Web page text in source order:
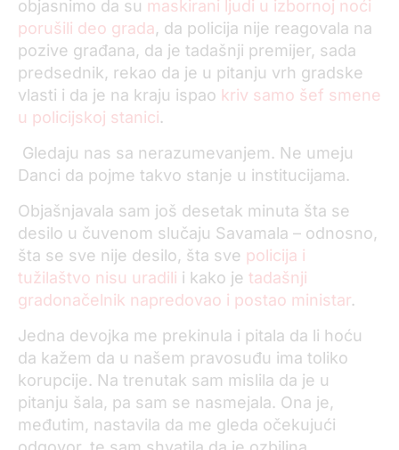
objasnimo da su maskirani ljudi u izbornoj noći
porušili deo grada, da policija nije reagovala na
pozive građana, da je tadašnji premijer, sada
predsednik, rekao da je u pitanju vrh gradske
vlasti i da je na kraju ispao kriv samo šef smene
u policijskoj stanici.
Gledaju nas sa nerazumevanjem. Ne umeju
Danci da pojme takvo stanje u institucijama.
Objašnjavala sam još desetak minuta šta se
desilo u čuvenom slučaju Savamala – odnosno,
šta se sve nije desilo, šta sve policija i
tužilaštvo nisu uradili i kako je tadašnji
gradonačelnik napredovao i postao ministar.
Jedna devojka me prekinula i pitala da li hoću
da kažem da u našem pravosuđu ima toliko
korupcije. Na trenutak sam mislila da je u
pitanju šala, pa sam se nasmejala. Ona je,
međutim, nastavila da me gleda očekujući